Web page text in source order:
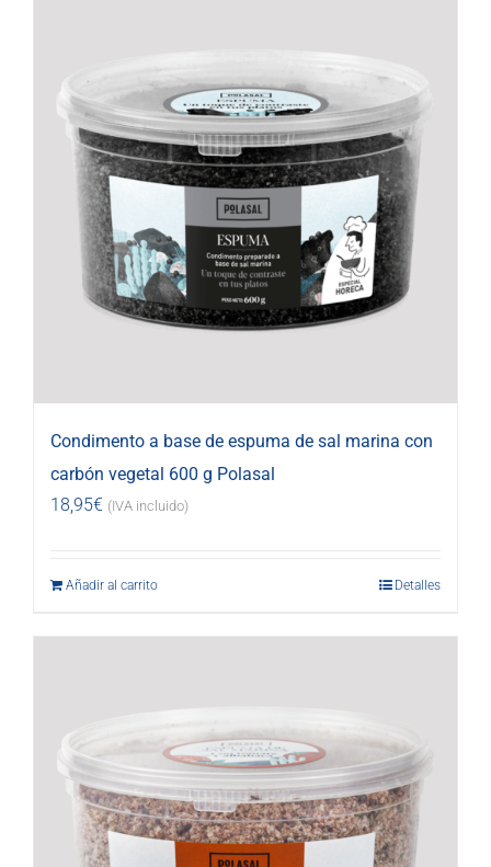
Condimento a base de espuma de sal marina con
carbón vegetal 600 g Polasal
18,95€ (IVA incluido)
Añadir al carrito Detalles